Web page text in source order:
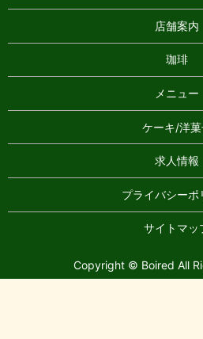
店舗案内
珈琲
メニュー
ケーキ/洋
求人情報
プライバシーポ
サイトマッ
Copyright © Boired All